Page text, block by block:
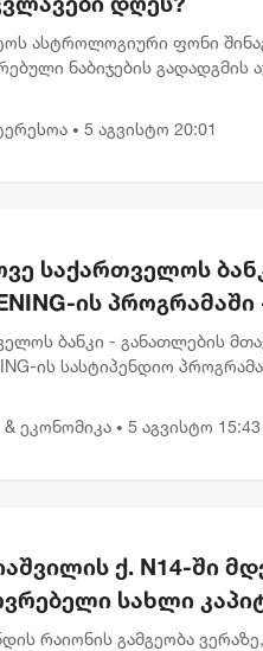
ასტროლოგიური ფონი
ნაბიჯების გადადგმის
• 5 აგვისტო 20:01
საქართველოს
ის
ბანკი - განათლების
ის სასტიპენდიო
სურ...
& ეკონომიკა • 5 აგვისტო 15:43
ქ. N14-ში
სახლი
რაიონის გამგეობა